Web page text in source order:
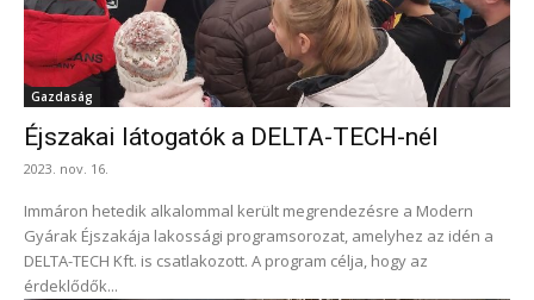
Gazdaság
Éjszakai látogatók a DELTA-TECH-nél
2023. nov. 16.
Immáron hetedik alkalommal került megrendezésre a Modern
Gyárak Éjszakája lakossági programsorozat, amelyhez az idén a
DELTA-TECH Kft. is csatlakozott. A program célja, hogy az
érdeklődők...